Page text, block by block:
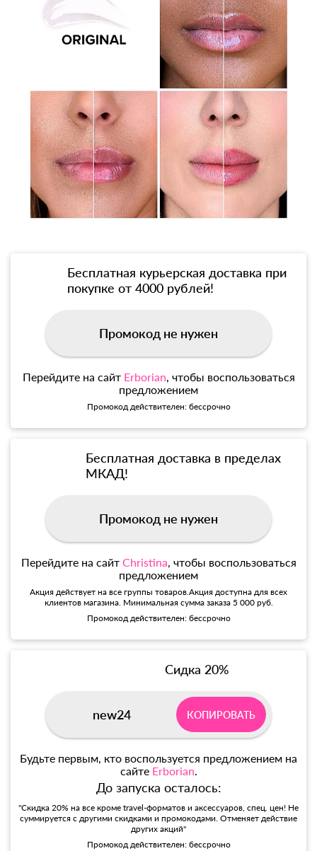
Бесплатная курьерская доставка при
покупке от 4000 рублей!
Промокод не нужен
Перейдите на сайт Erborian, чтобы воспользоваться
предложением
Промокод действителен: бессрочно
Бесплатная доставка в пределах
МКАД!
Промокод не нужен
Перейдите на сайт Christina, чтобы воспользоваться
предложением
Акция действует на все группы товаров.Акция доступна для всех
клиентов магазина. Минимальная сумма заказа 5 000 руб.
Промокод действителен: бессрочно
Сидка 20%
new24 КОПИРОВАТЬ
Будьте первым, кто воспользуется предложением на
сайте Erborian.
До запуска осталось:
"Скидка 20% на все кроме travel-форматов и аксессуаров, спец. цен! Не
суммируется с другими скидками и промокодами. Отменяет действие
других акций"
Промокод действителен: бессрочно